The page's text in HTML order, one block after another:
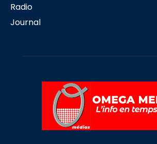
Radio
Journal